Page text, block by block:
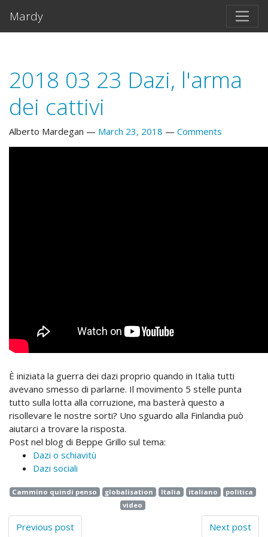
Mardy
2018 03 23 Dazi, l'arma
dei cattivi
Alberto Mardegan March 23, 2018 Comments
È iniziata la guerra dei dazi proprio quando in Italia tutti
avevano smesso di parlarne. Il movimento 5 stelle punta
tutto sulla lotta alla corruzione, ma basterà questo a
risollevare le nostre sorti? Uno sguardo alla Finlandia può
aiutarci a trovare la risposta.
Post nel blog di Beppe Grillo sul tema:
Dazi o schiavitù
Dazi sociali
Cammino quindi penso globalisation Italia italiano
politica
video
Previous post Next post